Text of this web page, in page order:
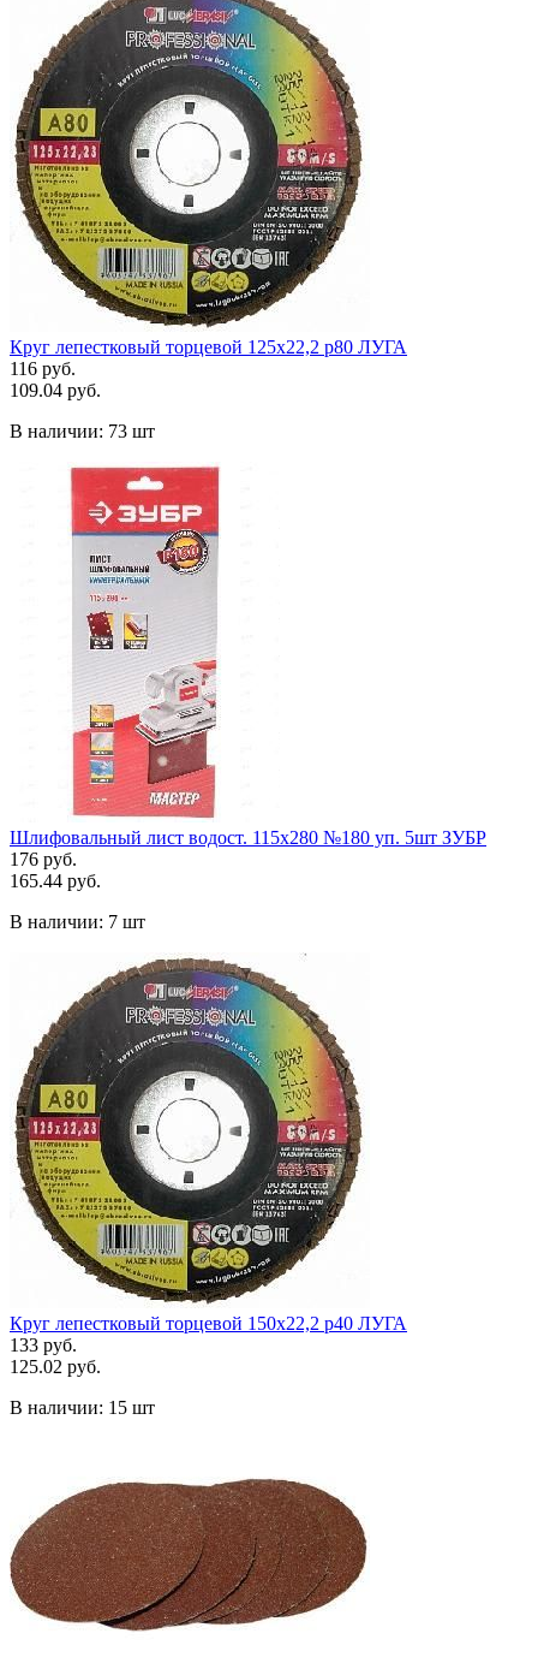
Круг лепестковый торцевой 125х22,2 р80 ЛУГА
116 руб.
109.04 руб.
В наличии: 73 шт
Шлифовальный лист водост. 115х280 №180 уп. 5шт ЗУБР
176 руб.
165.44 руб.
В наличии: 7 шт
Круг лепестковый торцевой 150х22,2 р40 ЛУГА
133 руб.
125.02 руб.
В наличии: 15 шт